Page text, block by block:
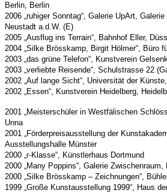
Berlin, Berlin
2006 „ruhiger Sonntag“, Galerie UpArt,
Neustadt a.d.W. (E)
2005 „Ausflug ins Terrain“, Bahnhof Eller,
2004 „Silke Brösskamp, Birgit Hölmer“, Büro
2003 „das grüne Telefon“, Kunstverein
2003 „verliebte Reisende“, Schulstrasse 22
2002 „Auf lange Sicht“, Universität der
2002 „Essen“, Kunstverein Heidelberg,
2001 „Meisterschüler in Westfälischen
Unna
2001 „Förderpreisausstellung der
Ausstellungshalle Münster
2000 „r-Klasse“, Künstlerhaus Dortmund
2000 „Many Poppins“, Galerie Zwischenraum,
2000 „Silke Brösskamp – Zeichnungen“,
1999 „Große Kunstausstellung 1999“, Haus